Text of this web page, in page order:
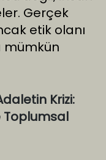
Gerçek
etik olanı
mümkün
Krizi:
Toplumsal